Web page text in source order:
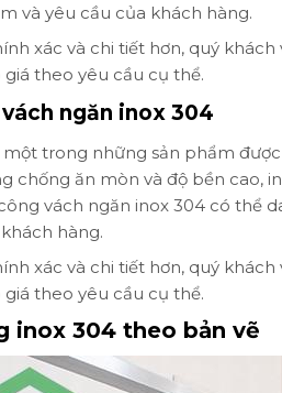
và yêu cầu của khách hàng.
xác và chi tiết hơn, quý
theo yêu cầu cụ thể.
ngăn inox 304
một trong những sản phẩm
chống ăn mòn và độ bền cao,
vách ngăn inox 304 có thể
hàng.
xác và chi tiết hơn, quý
theo yêu cầu cụ thể.
inox 304 theo bản vẽ